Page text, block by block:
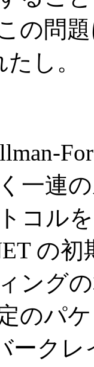
の問
し。
一連
コル
の
ング
のパ
ーク